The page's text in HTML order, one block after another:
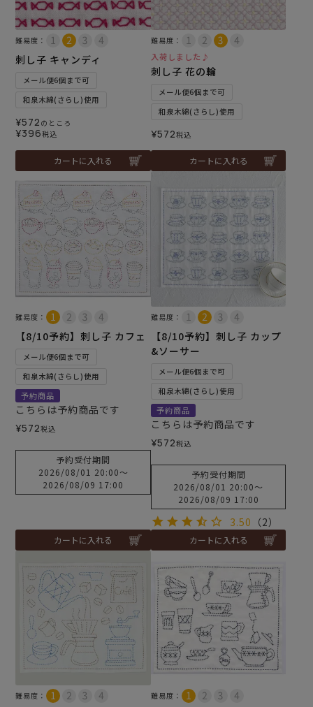
難易度：
刺し子 キャンディ
メール便6個まで可
和泉木綿(さらし)使用
¥572 のところ
¥396税込
カートに入れる
難易度：
入荷しました♪
刺し子 花の輪
メール便6個まで可
和泉木綿(さらし)使用
¥572税込
カートに入れる
難易度：
【8/10予約】刺し子 カフェ
メール便6個まで可
和泉木綿(さらし)使用
予約商品
こちらは予約商品です
¥572税込
予約受付期間
2026/08/01 20:00〜
2026/08/09 17:00
カートに入れる
難易度：
【8/10予約】刺し子 カップ
&ソーサー
メール便6個まで可
和泉木綿(さらし)使用
予約商品
こちらは予約商品です
¥572税込
予約受付期間
2026/08/01 20:00〜
2026/08/09 17:00
3.50 （2）
カートに入れる
難易度： 難易度：